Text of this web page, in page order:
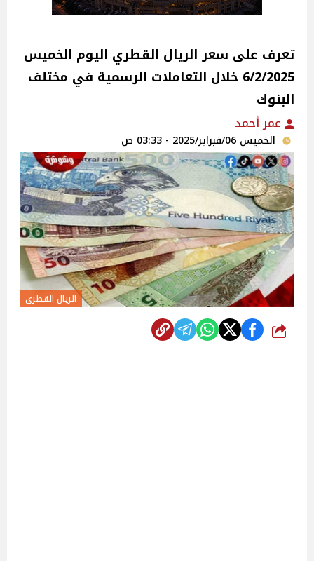
تعرف على سعر الريال القطري اليوم الخميس
6/2/2025 خلال التعاملات الرسمية في مختلف
البنوك
عمر أحمد
الخميس 06/فبراير/2025 - 03:33 ص
الريال القطرى
شارك